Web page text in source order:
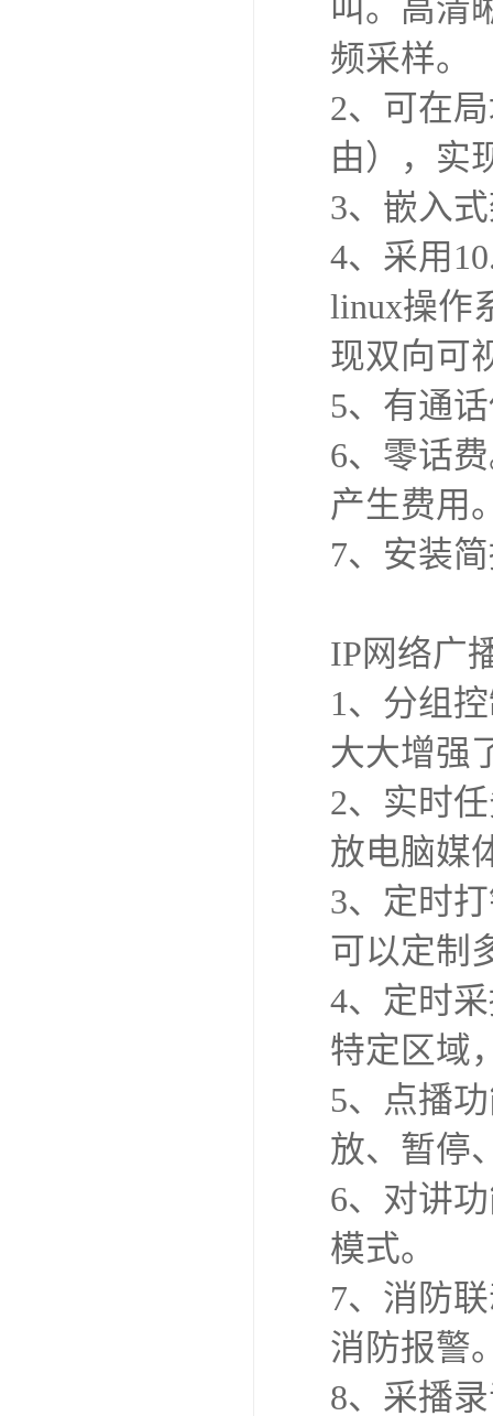
叫。高清
频采样。
2、可在
由），实
3、嵌入
4、采用
linux操作
现双向可
5、有通
6、零话
产生费用
7、安装
IP网络广
1、分组
大大增强
2、实时
放电脑媒
3、定时
可以定制
4、定时
特定区域
5、点播
放、暂停
6、对讲
模式。
7、消防
消防报警
8、采播